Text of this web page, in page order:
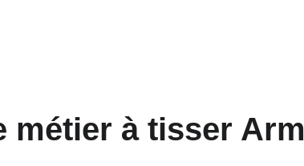
métier à tisser Arm